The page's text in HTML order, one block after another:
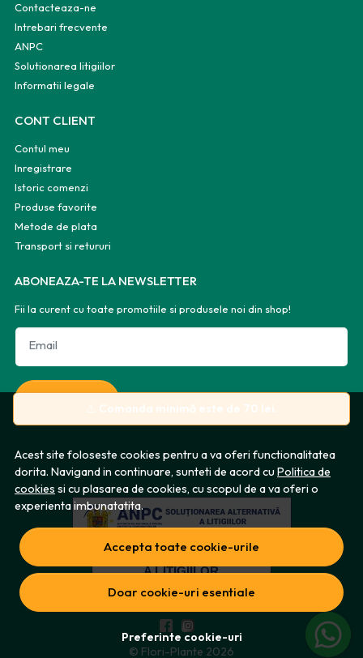
⚠️ Comanda minimă este de 70 lei.
Acest site foloseste cookies pentru a va oferi functionalitatea
dorita. Navigand in continuare, sunteti de acord cu Politica de
cookies si cu plasarea de cookies, cu scopul de a va oferi o
experienta imbunatatita.
Accepta toate cookie-urile
Doar cookie-uri esentiale
Preferinte cookie-uri
Contacteaza-ne
Intrebari frecvente
ANPC
Solutionarea litigiilor
Informatii legale
CONT CLIENT
Contul meu
Inregistrare
Istoric comenzi
Produse favorite
Metode de plata
Transport si retururi
ABONEAZA-TE LA NEWSLETTER
Fii la curent cu toate promotiile si produsele noi din shop!
Email
© Flori-Plante 2026